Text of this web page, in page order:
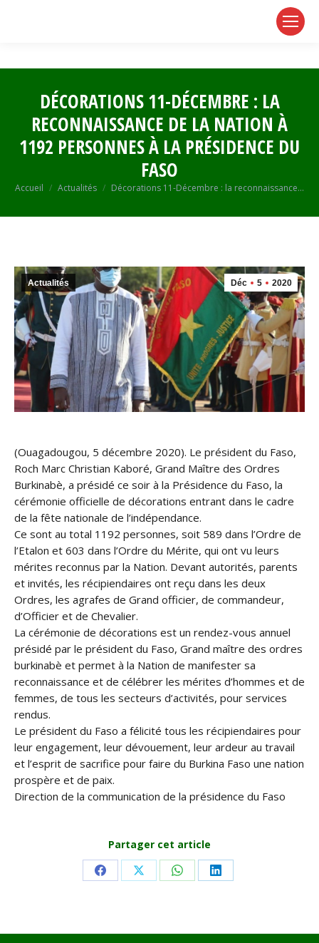
DÉCORATIONS 11-DÉCEMBRE : LA
RECONNAISSANCE DE LA NATION À
1192 PERSONNES À LA PRÉSIDENCE DU
FASO
Vous êtes ici :
Accueil Actualités Décorations 11-Décembre : la reconnaissance…
Déc 5 2020
Actualités
(Ouagadougou, 5 décembre 2020). Le président du Faso,
Roch Marc Christian Kaboré, Grand Maître des Ordres
Burkinabè, a présidé ce soir à la Présidence du Faso, la
cérémonie officielle de décorations entrant dans le cadre
de la fête nationale de l’indépendance.
Ce sont au total 1192 personnes, soit 589 dans l’Ordre de
l’Etalon et 603 dans l’Ordre du Mérite, qui ont vu leurs
mérites reconnus par la Nation. Devant autorités, parents
et invités, les récipiendaires ont reçu dans les deux
Ordres, les agrafes de Grand officier, de commandeur,
d’Officier et de Chevalier.
La cérémonie de décorations est un rendez-vous annuel
présidé par le président du Faso, Grand maître des ordres
burkinabè et permet à la Nation de manifester sa
reconnaissance et de célébrer les mérites d’hommes et de
femmes, de tous les secteurs d’activités, pour services
rendus.
Le président du Faso a félicité tous les récipiendaires pour
leur engagement, leur dévouement, leur ardeur au travail
et l’esprit de sacrifice pour faire du Burkina Faso une nation
prospère et de paix.
Direction de la communication de la présidence du Faso
Partager cet article
Share Share Share Share